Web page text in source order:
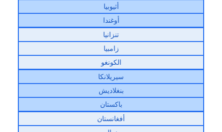
أثيوبيا
أوغندا
تنزانيا
زامبيا
الكونغو
سيريلانكا
بنغلاديش
باكستان
أفغانستان